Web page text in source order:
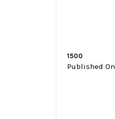
1500
Published On